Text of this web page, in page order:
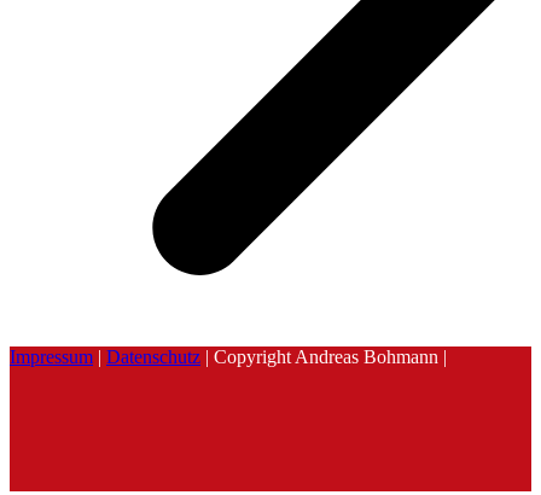
Impressum | Datenschutz | Copyright Andreas Bohmann |